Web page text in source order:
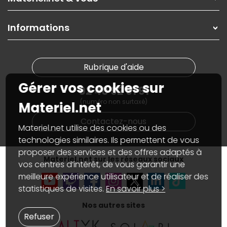
Contactez-nous
Paiement, livraison
Garanties,Pack Zen
SAV, demander un retour
Informations
On rachète votre carte graphique
PC sur mesure : Votre RDV personnalisé
Materiel.net recrute
Notre programme d'affiliation
Partenariat & Sponsoring
Informations
Nos marques
Conditions générales de vente
Marketplace
Informations légales
Données personnellesetcookies
Gérer vos cookies
Accessibilité : non conforme
Rubrique d'aide
02 40 92 91 91
(numéro non surtaxé)
Contactez-nous
Materiel.net sur les réseaux sociaux
Nos autres sites
Gérer vos cookies sur
Materiel.net
Materiel.net utilise des cookies ou des
technologies similaires. Ils permettent de vous
proposer des services et des offres adaptés à
vos centres d’intérêt, de vous garantir une
meilleure expérience utilisateur et de réaliser des
statistiques de visites.En savoir plus >
Refuser